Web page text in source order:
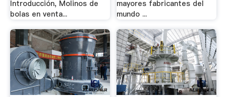
Introducción, Molinos de
bolas en venta...
mayores fabricantes del
mundo ...